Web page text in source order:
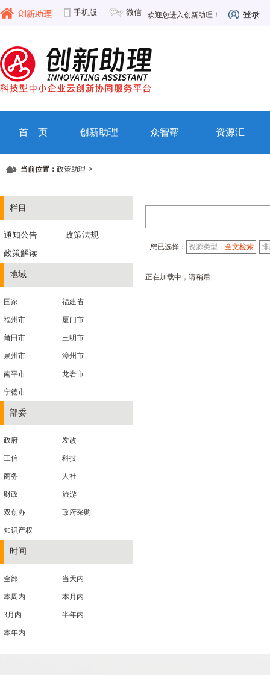
手机版 微信 欢迎您进入创新助理！ 登录
首 页 创新助理 众智帮 资源汇
当前位置： 政策助理 >
栏目
通知公告
政策法规
政策解读
地域
国家 福建省
福州市 厦门市
莆田市 三明市
泉州市 漳州市
南平市 龙岩市
宁德市
部委
政府 发改
工信 科技
商务 人社
财政 旅游
双创办 政府采购
知识产权
时间
全部 当天内
本周内 本月内
3月内 半年内
本年内
您已选择： 资源类型：全文检索
正在加载中，请稍后…